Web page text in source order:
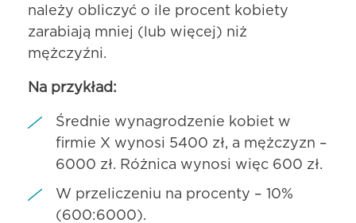
należy obliczyć o ile procent kobiety
zarabiają mniej (lub więcej) niż
mężczyźni.
Na przykład:
Średnie wynagrodzenie kobiet w
firmie X wynosi 5400 zł, a mężczyzn –
6000 zł. Różnica wynosi więc 600 zł.
W przeliczeniu na procenty – 10%
(600:6000).